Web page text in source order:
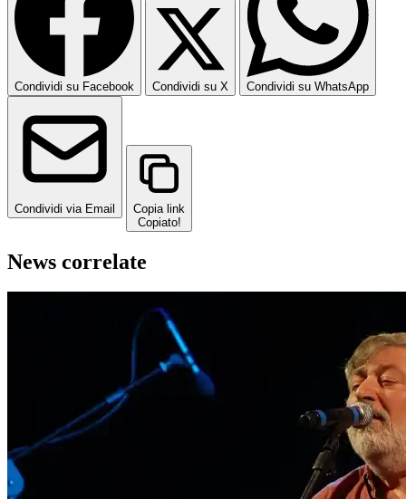
Condividi su Facebook Condividi su X Condividi su WhatsApp
Condividi via Email
Copia link
Copiato!
News correlate